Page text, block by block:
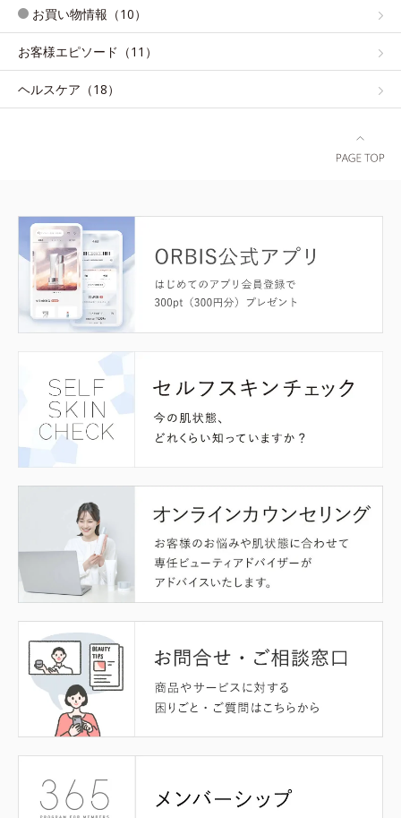
お買い物情報（10）
お客様エピソード（11）
ヘルスケア（18）